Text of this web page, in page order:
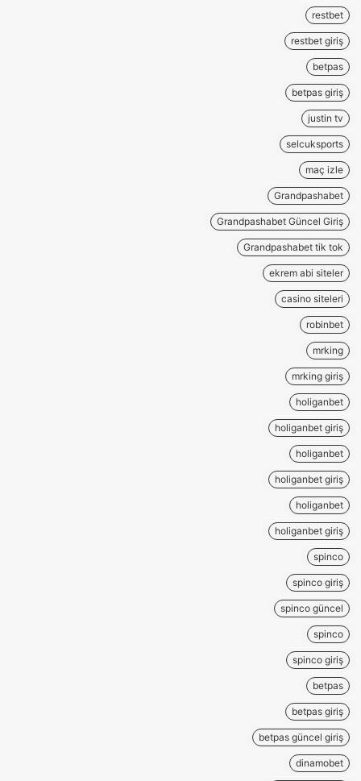
restbet
restbet giriş
betpas
betpas giriş
justin tv
selcuksports
maç izle
Grandpashabet
Grandpashabet Güncel Giriş
Grandpashabet tik tok
ekrem abi siteler
casino siteleri
robinbet
mrking
mrking giriş
holiganbet
holiganbet giriş
holiganbet
holiganbet giriş
holiganbet
holiganbet giriş
spinco
spinco giriş
spinco güncel
spinco
spinco giriş
betpas
betpas giriş
betpas güncel giriş
dinamobet